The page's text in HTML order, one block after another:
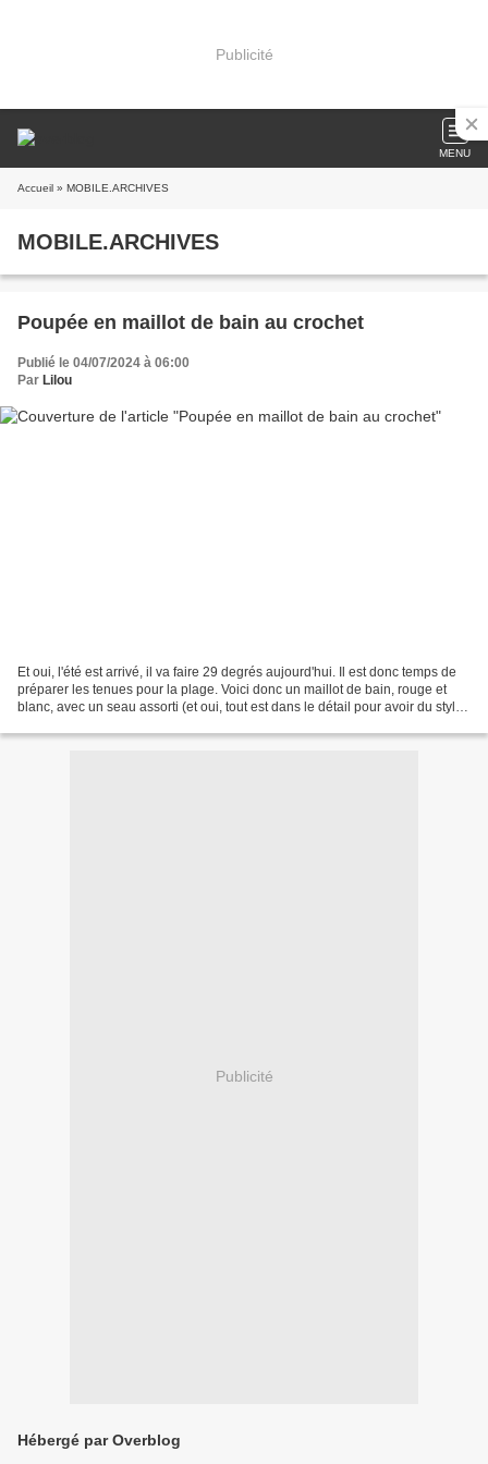
Publicité
MENU
Accueil » MOBILE.ARCHIVES
MOBILE.ARCHIVES
Poupée en maillot de bain au crochet
Publié le 04/07/2024 à 06:00
Par Lilou
Et oui, l'été est arrivé, il va faire 29 degrés aujourd'hui. Il est donc temps de
préparer les tenues pour la plage. Voici donc un maillot de bain, rouge et
blanc, avec un seau assorti (et oui, tout est dans le détail pour avoir du style
Publicité
Hébergé par Overblog